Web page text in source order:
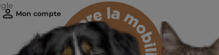
Mon compte